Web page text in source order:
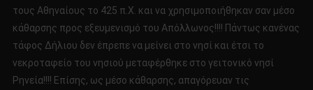
τους Αθηναίους το 425 π.Χ. και να χρησιμοποιήθηκαν σαν μέσο
κάθαρσης προς εξευμενισμό του Απόλλωνος!!!! Πάντως κανένας
τάφος Δήλιου δεν έπρεπε να μείνει στο νησί και έτσι το
νεκροταφείο του νησιού μεταφέρθηκε στο γειτονικό νησί
Ρηνεία!!!! Επίσης, ως μέσο κάθαρσης, απαγόρευαν τις